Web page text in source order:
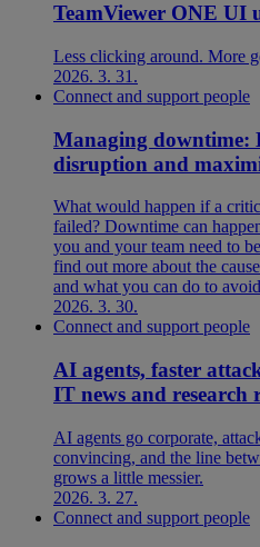
TeamViewer ONE UI
Less clicking around. More
2026. 3. 31.
Connect and support people
Managing downtime:
disruption and
What would happen if a
failed? Downtime can
you and your team need to
find out more about the
and what you can do to
2026. 3. 30.
Connect and support people
AI agents, faster
IT news and research
AI agents go corporate,
convincing, and the line
grows a little messier.
2026. 3. 27.
Connect and support people